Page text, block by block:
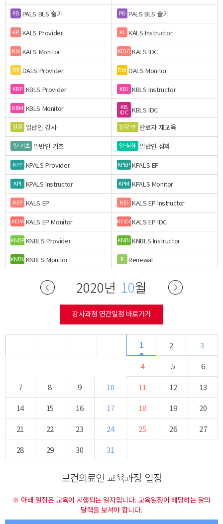
PB PALS BLS 술기 PB PALS BLS 술기
KP KALS Provider KI KALS Instructor
KM KALS Monitor KIDC KALS IDC
DP DALS Provider DM DALS Monitor
KBP KBLS Provider KBI KBLS Instructor
KBM KBLS Monitor KB
IDC KBLS IDC
일강 일반인 강사 일강-만 만료자 재교육
일-기초 일반인 기초 일-심화 일반인 심화
KPP KPALS Provider KPEP KPALS EP
KPI KPALS Instructor KPM KPALS Monitor
KEP KALS EP KEI KALS EP Instructor
KEIM KALS EP Monitor KEIDCKALS EP IDC
KNBPKNBLS Provider KNBI KNBLS Instructor
KNBMKNBLS Monitor R Renewal
2020년 10월
강사과정 연간일정 바로가기
1 2
3
4
5
6
7
8 9 10 11 12
13
14
15 16 17 18 19
20
21
22 23 24 25 26
27
28
29 30 31
보건의료인 교육과정 일정
※ 아래 일정은 교육이 시행되는 일자입니다. 교육일정이 해당하는 달의
달력을 보셔야 합니다.